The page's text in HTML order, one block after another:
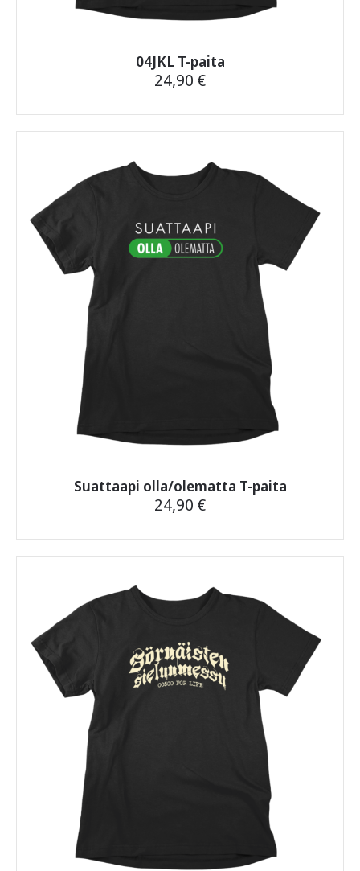
04JKL T-paita
24,90 €
tuotteella
on
muunnelma.
valinnat
tuotteen
Suattaapi olla/olematta T-paita
24,90 €
tuotteella
on
muunnelma.
tehdä
valinnat
tuotteen